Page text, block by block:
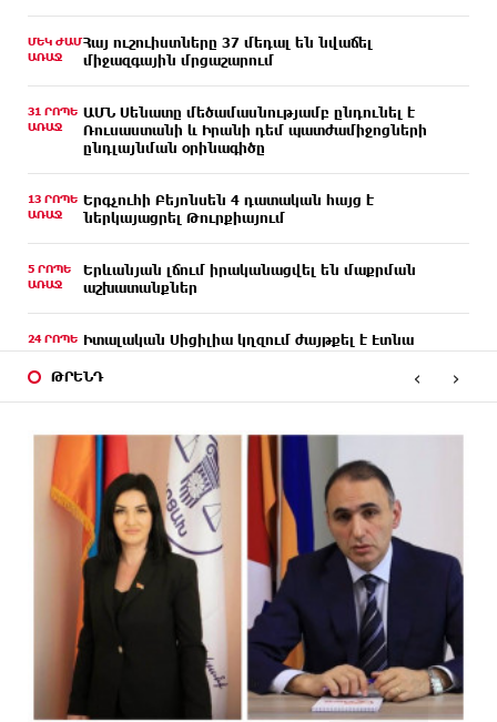
ՄԵԿ ԺԱՄ
ԱՌԱՋ
Հայ ուշուիստները 37 մեդալ են նվաճել
միջազգային մրցաշարում
31 ՐՈՊԵ
ԱՌԱՋ
ԱՄՆ Սենատը մեծամասնությամբ ընդունել է
Ռուսաստանի և Իրանի դեմ պատժամիջոցների
ընդլայնման օրինագիծը
13 ՐՈՊԵ
ԱՌԱՋ
Երգչուհի Բեյոնսեն ​​4 դատական հայց է
ներկայացրել Թուրքիայում
5 ՐՈՊԵ
ԱՌԱՋ
Երևանյան լճում իրականացվել են մաքրման
աշխատանքներ
24 ՐՈՊԵ
ԱՌԱՋ
Իտալական Սիցիլիա կղզում ժայթքել է Էտնա
ՄԵԿ ԺԱՄ
ԱՌԱՋ
«Ռեալը» հայտարարել է Դիոմանդեի տրանսֆերի
մասին
Վանաձորում բшխվել են «Jeep Cherokee»-ն և
«Toyota Camry»-ն
Մասկը մերժել է Կիևի խնդրանքը՝ օգտագործել
Starlink-ը Ռուսաստանի դեմ հարվшծները
կառավարելու համար
Երևանում և մարզերում էլեկտրաէներգիայի
ԹՐԵՆԴ ‹ ›